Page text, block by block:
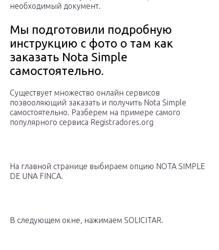
необходимый документ.
Мы подготовили подробную
инструкцию с фото о там как
заказать Nota Simple
самостоятельно.
Существует множество онлайн сервисов
позвооляющий заказать и получить Nota Simple
самостоятельно. Разберем на примере самого
популярного сервиса Registradores.org
На главной странице выбираем опцию NOTA SIMPLE
DE UNA FINCA.
В следующем окне, нажимаем SOLICITAR.